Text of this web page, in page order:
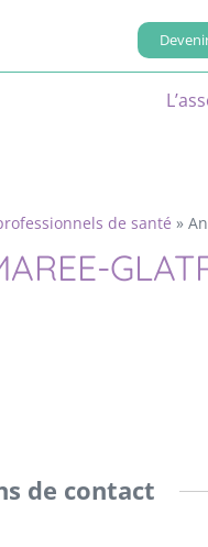
de santé »
de contact